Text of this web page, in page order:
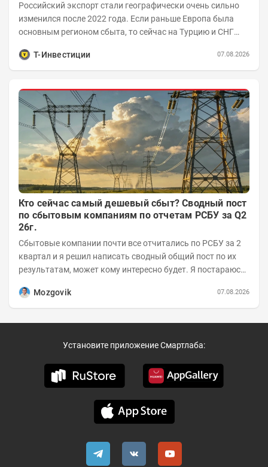
Российский экспорт стали географически очень сильно
изменился после 2022 года. Если раньше Европа была
основным регионом сбыта, то сейчас на Турцию и СНГ
Т-Инвестиции
07.08.2026
Кто сейчас самый дешевый сбыт? Сводный пост
по сбытовым компаниям по отчетам РСБУ за Q2
26г.
Сбытовые компании почти все отчитались по РСБУ за 2
квартал и я решил написать сводный общий пост по их
результатам, может кому интересно будет. Я постараюсь
Mozgovik
07.08.2026
Установите приложение Смартлаба: